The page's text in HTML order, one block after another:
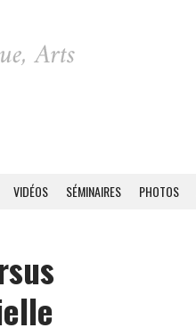
VIDÉOS SÉMINAIRES PHOTOS